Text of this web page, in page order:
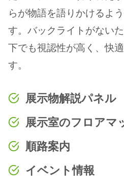
らが物語を語りかけるよ
す。バックライトがない
下でも視認性が高く、快
す。
展示物解説パネル
展示室のフロアマ
順路案内
イベント情報